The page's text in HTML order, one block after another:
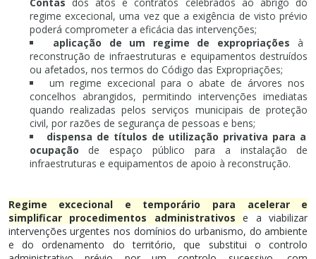
regime excecional, uma vez que a exigência de visto prévio
poderá comprometer a eficácia das intervenções;
aplicação de um regime de expropriações à
reconstrução de infraestruturas e equipamentos destruídos
ou afetados, nos termos do Código das Expropriações;
um regime excecional para o abate de árvores nos
concelhos abrangidos, permitindo intervenções imediatas
quando realizadas pelos serviços municipais de proteção
civil, por razões de segurança de pessoas e bens;
dispensa de títulos de utilização privativa para a
ocupação de espaço público para a instalação de
infraestruturas e equipamentos de apoio à reconstrução.
Regime excecional e temporário para acelerar e
simplificar procedimentos administrativose a viabilizar
intervenções urgentes nos domínios do urbanismo, do ambiente
e do ordenamento do território, que substitui o controlo